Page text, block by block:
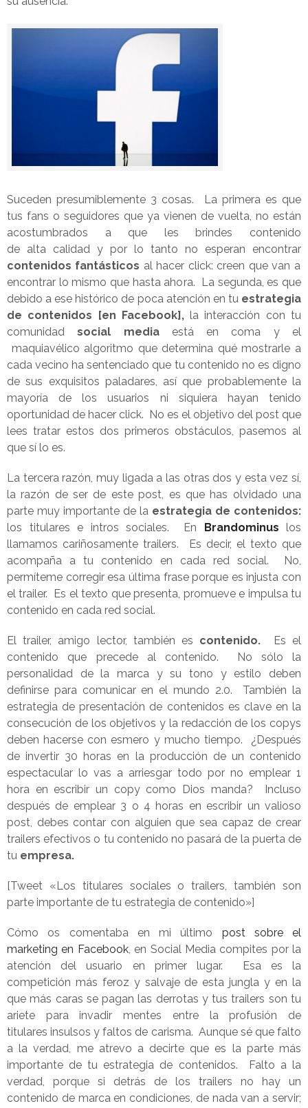
Suceden presumiblemente 3 cosas. La primera es que
tus fans o seguidores que ya vienen de vuelta, no están
acostumbrados a que les brindes contenido
de alta calidad y por lo tanto no esperan encontrar
contenidos fantásticos al hacer click: creen que van a
encontrar lo mismo que hasta ahora. La segunda, es que
debido a ese histórico de poca atención en tuestrategia
de contenidos [en Facebook],la interacción con tu
comunidad social media está en coma y el
maquiavélico algoritmo que determina qué mostrarle a
cada vecino ha sentenciado que tu contenido no es digno
de sus exquisitos paladares, así que probablemente la
mayoría de los usuarios ni siquiera hayan tenido
oportunidad de hacer click. No es el objetivo del post que
lees tratar estos dos primeros obstáculos, pasemos al
que sí lo es.
La tercera razón, muy ligada a las otras dos y esta vez sí,
la razón de ser de este post, es que has olvidado una
parte muy importante de la estrategia de contenidos:
los titulares e intros sociales. En Brandominus los
llamamos cariñosamente trailers. Es decir, el texto que
acompaña a tu contenido en cada red social. No,
permíteme corregir esa última frase porque es injusta con
el trailer. Es el texto que presenta, promueve e impulsa tu
contenido en cada red social.
El trailer, amigo lector, también es contenido. Es el
contenido que precede al contenido. No sólo la
personalidad de la marca y su tono y estilo deben
definirse para comunicar en el mundo 2.0. También la
estrategia de presentación de contenidos es clave en la
consecución de los objetivos y la redacción de los copys
deben hacerse con esmero y mucho tiempo. ¿Después
de invertir 30 horas en la producción de un contenido
espectacular lo vas a arriesgar todo por no emplear 1
hora en escribir un copy como Dios manda?
Incluso
después de emplear 3 o 4 horas en escribir un valioso
post, debes contar con alguien que sea capaz de crear
trailers efectivos o tu contenido no pasará de la puerta de
tu empresa.
[Tweet «Los titulares sociales o trailers, también son
parte importante de tu estrategia de contenido»]
Cómo os comentaba en mi último post sobre el
marketing en Facebook, en Social Media compites por la
atención del usuario en primer lugar. Esa es la
competición más feroz y salvaje de esta jungla y en la
que más caras se pagan las derrotas y tus trailers son tu
ariete para invadir mentes entre la profusión de
titulares insulsos y faltos de carisma. Aunque sé que falto
a la verdad, me atrevo a decirte que es la parte más
importante de tu estrategia de contenidos. Falto a la
verdad, porque si detrás de los trailers no hay un
contenido de marca en condiciones, de nada van a servir;